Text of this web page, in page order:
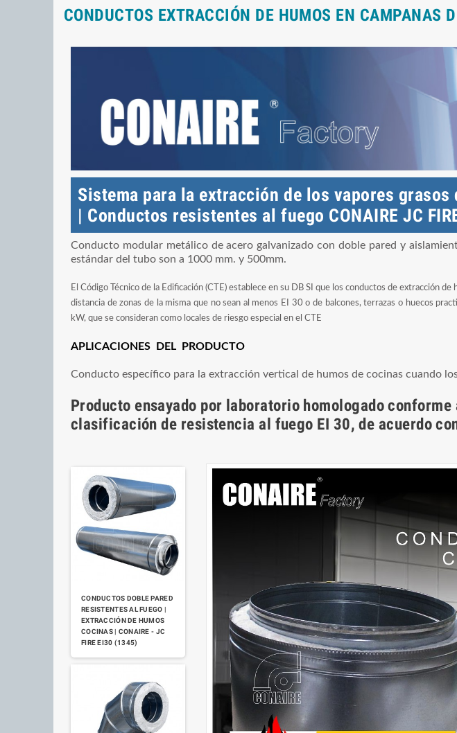
CONDUCTOS EXTRACCIÓN DE HUMOS EN
Sistema para la extracción de los vapores
| Conductos resistentes al fuego CONAIRE JC
Conducto modular metálico de acero galvanizado con doble pared y
estándar del tubo son a 1000 mm. y 500mm.
El Código Técnico de la Edificación (CTE) establece en su DB SI que los conductos de extracción
distancia de zonas de la misma que no sean al menos EI 30 o de balcones, terrazas o huecos
kW, que se consideran como locales de riesgo especial en el CTE
APLICACIONES DEL PRODUCTO
Conducto específico para la extracción vertical de humos de cocinas cuando
Producto ensayado por laboratorio homologado
clasificación de resistencia al fuego EI 30, de acuerdo
CONDUCTOS DOBLE PARED
RESISTENTES AL FUEGO |
EXTRACCIÓN DE HUMOS
COCINAS | CONAIRE - JC
FIRE EI30 (1345)